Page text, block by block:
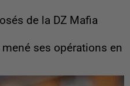
de la DZ Mafia
mené ses opérations en